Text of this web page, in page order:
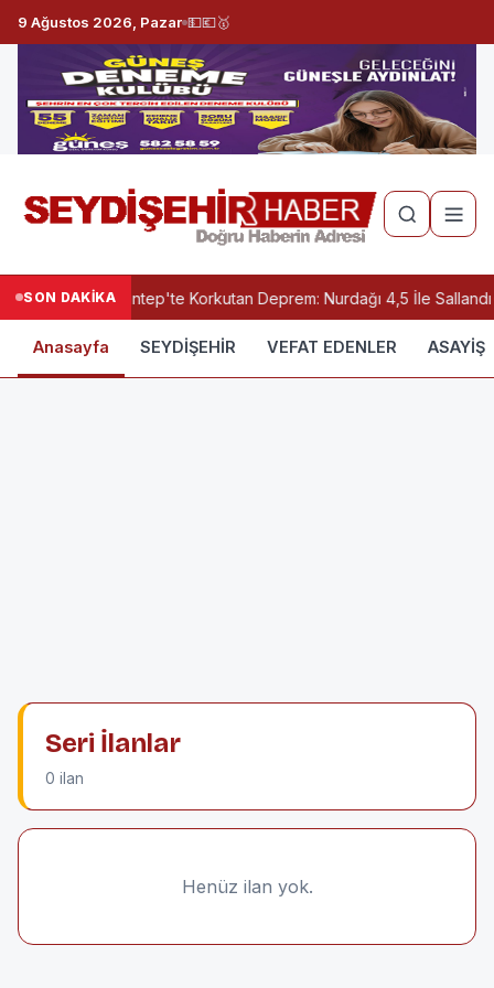
9 Ağustos 2026, Pazar 💵💶🥇
SON DAKİKAGaziantep'te Korkutan Deprem: Nurdağı 4,5 İle Sallandı
Anasayfa SEYDİŞEHİR VEFAT EDENLER ASAYİŞ
Seri İlanlar
0 ilan
Henüz ilan yok.